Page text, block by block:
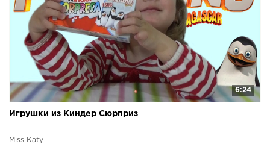
6:24
Игрушки из Киндер Сюрприз
Miss Katy